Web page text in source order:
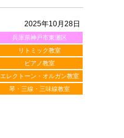
2025年10月28日
兵庫県神戸市東灘区
リトミック教室
ピアノ教室
エレクトーン・オルガン教室
琴・三線・三味線教室